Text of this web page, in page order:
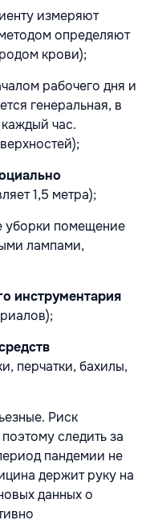
измеряют
определяют
крови);
рабочего дня и
генеральная, в
час.
1,5 метра);
уборки помещение
лампами,
инструментария
перчатки, бахилы,
Риск
следить за
пандемии не
держит руку на
данных о